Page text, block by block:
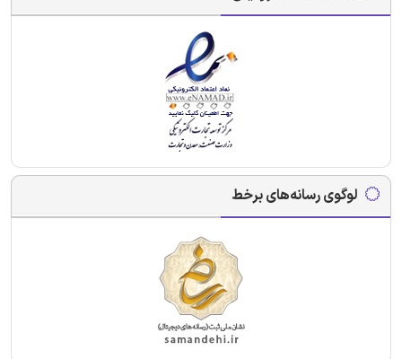
لوگوی رسانه‌های برخط